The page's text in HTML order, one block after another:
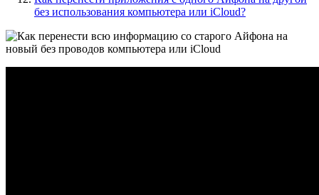
без использования компьютера или iCloud?